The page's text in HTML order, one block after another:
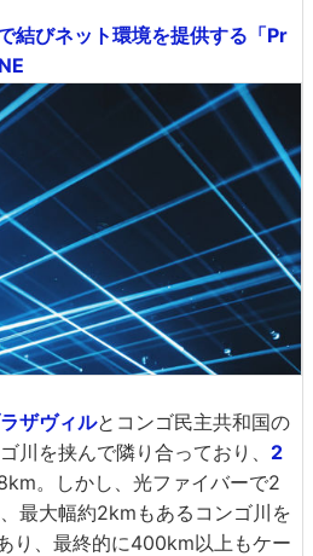
結びネット環境を提供する「Pr
ザヴィルとコンゴ民主共和国の
川を挟んで隣り合っており、 2
。しかし、光ファイバーで2
最大幅約2kmもあるコンゴ川を
り、最終的に400km以上もケー